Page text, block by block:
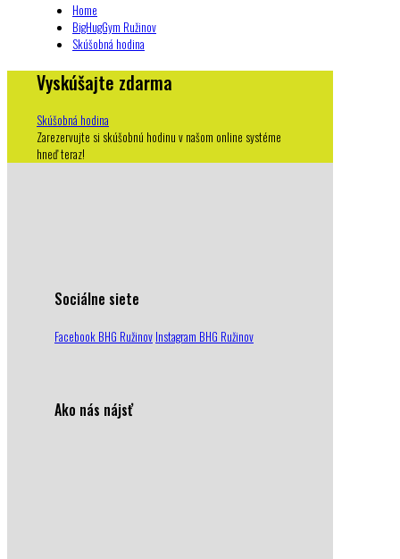
Home
BigHugGym Ružinov
Skúšobná hodina
Vyskúšajte zdarma
Skúšobná hodina
Zarezervujte si skúšobnú hodinu v našom online systéme
hneď teraz!
Sociálne siete
Facebook BHG Ružinov Instagram BHG Ružinov
Ako nás nájsť